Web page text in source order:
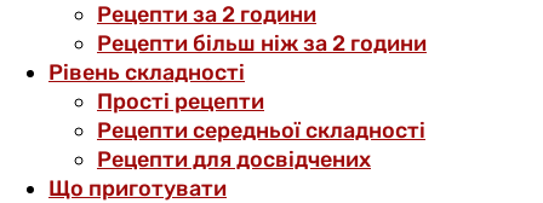
Рецепти за 2 години
Рецепти більш ніж за 2 години
Рівень складності
Прості рецепти
Рецепти середньої складності
Рецепти для досвідчених
Що приготувати